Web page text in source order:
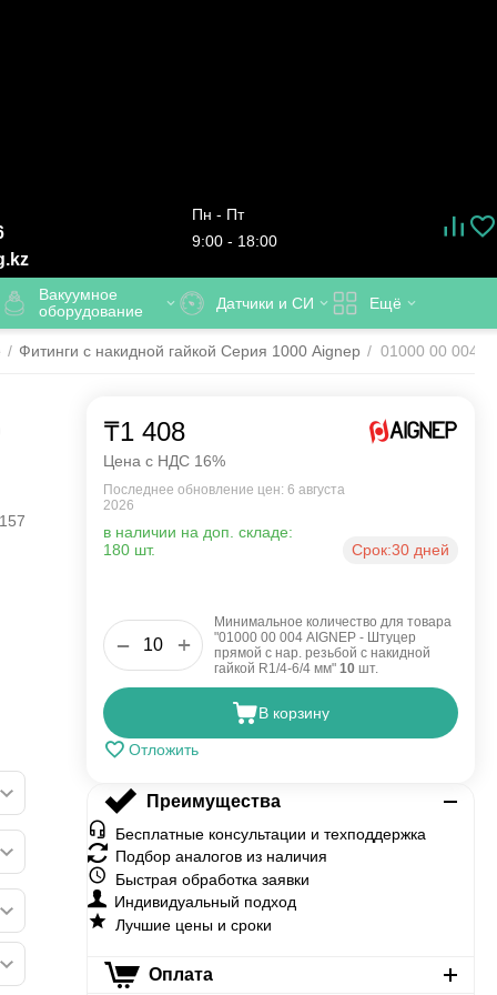
Пн - Пт
9:00 - 18:00
Вакуумное
оборудование
Датчики и СИ Ещё
/ Фитинги с накидной гайкой Серия 1000 Aignep / 01000 00 004
₸1 408
Цена с НДС 16%
Последнее обновление цен: 6 августа
2026
в наличии на доп. складе:
180 шт.
Срок:30 дней
+
−
Минимальное количество для товара
"01000 00 004 AIGNEP - Штуцер
прямой с нар. резьбой с накидной
гайкой R1/4-6/4 мм" 10 шт.
В корзину
Отложить
Преимущества
Бесплатные консультации и техподдержка
Подбор аналогов из наличия
Быстрая обработка заявки
Индивидуальный подход
Лучшие цены и сроки
Оплата